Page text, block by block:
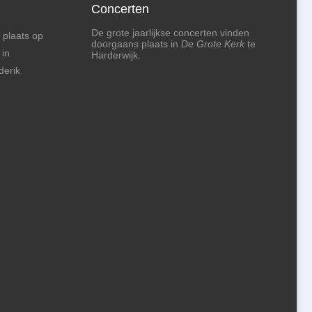
op
Concerten
De grote jaarlijkse concerten vinden
doorgaans plaats in De Grote Kerk te
Harderwijk.